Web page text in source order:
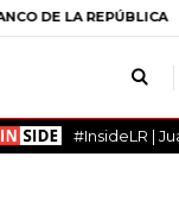
LA REPÚBLICA $
#InsideLR |